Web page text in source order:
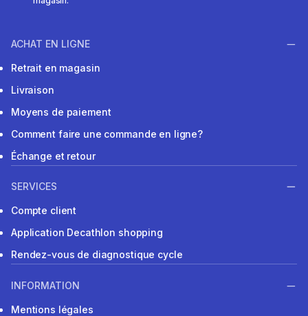
ACHAT EN LIGNE
Retrait en magasin
Livraison
Moyens de paiement
Comment faire une commande en ligne?
Échange et retour
SERVICES
Compte client
Application Decathlon shopping
Rendez-vous de diagnostique cycle
INFORMATION
Mentions légales